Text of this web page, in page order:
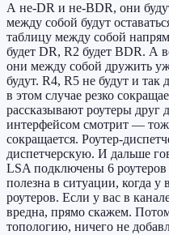
А не-DR и не-BDR, они
между собой будут
таблицу между собой
будет DR, R2 будет BDR. А
они между собой дружить
будут. R4, R5 не будут и так
в этом случае резко
рассказывают роутеры
интерфейсом смотрит —
сокращается. Роутер-
диспетчерскую. И дальше
LSA подключены 6 роутеров
полезна в ситуации, когда у
роутеров. Если у вас в
вредна, прямо скажем.
топологию, ничего не